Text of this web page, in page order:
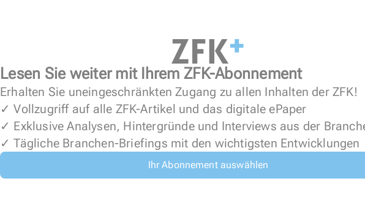
Lesen Sie weiter mit Ihrem ZFK-Abonnement
Erhalten Sie uneingeschränkten Zugang zu allen Inhalten der ZFK!
✓ Vollzugriff auf alle ZFK-Artikel und das digitale ePaper
✓ Exklusive Analysen, Hintergründe und Interviews aus der
✓ Tägliche Branchen-Briefings mit den wichtigsten Entwicklungen
Ihr Abonnement auswählen